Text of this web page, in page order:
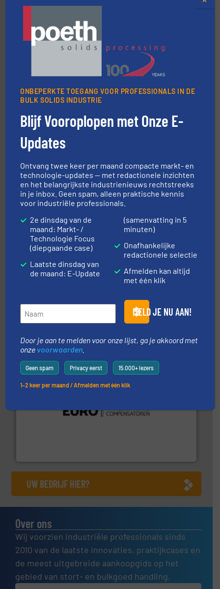
Optyl BVBA
van officiële mg/Nm³ tot QAL1 metingen: Optyl is het
aanspreekpunt voor uw vragen omtrent stof.Meer info
Maatwerk in componenten voor de voedings-, dairy,
plastic-, (petro) chemische, farmaceutische,
mineralen-, energie en biomassa industrieën.Meer
info ➜
HETHON is wereldwijd specialist in poeder- en
vloeistofdosering, met name bij lastig te verwerken
UW BEDRIJF HIER?
Over ons
Wij voorzien industriële professionals sinds
2010 van de laatste innovaties, praktijkcases en
de meest uitgebreide aankoopgids op het
gebied van stort- en bulkgoed handling.
ONBEPERKTE TOEGANG VOOR PROFESSIONALS IN DE
BULK SOLIDS INDUSTRIE
Blijf Vooroplopen met Onze E-
Updates
Ontvang twee keer per maand compacte markt- en
technologie-updates — met redactionele inzichten
en het belangrijkste industrienieuws rechtstreeks
in je inbox. Geen spam, alleen praktische kennis
voor industriële professionals.
2e dinsdag van de
maand: Markt- /
Technologie Focus
(diepgaande case)
Laatste dinsdag van
de maand: E-Update
(samenvatting in 5
minuten)
Onafhankelijke
redactionele selectie
Afmelden kan altijd
met één klik
MELD JE NU AAN!
Door je aan te melden voor onze lijst, ga je akkoord met
onze voorwaarden
Geen spam Privacy eerst 15.000+ lezers
1–2 keer per maand / Afmelden met één klik